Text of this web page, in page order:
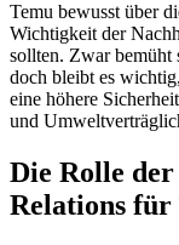
Temu bewusst über
Wichtigkeit der
sollten. Zwar bemüht
doch bleibt es
eine höhere
und
Die Rolle
Relations für